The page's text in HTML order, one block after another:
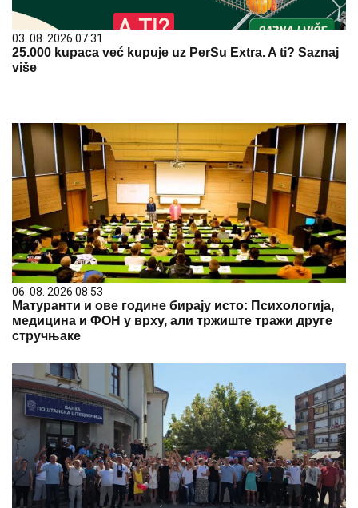
03. 08. 2026 07:31
25.000 kupaca već kupuje uz PerSu Extra. A ti? Saznaj
više
06. 08. 2026 08:53
Матуранти и ове године бирају исто: Психологија,
медицина и ФОН у врху, али тржиште тражи друге
стручњаке